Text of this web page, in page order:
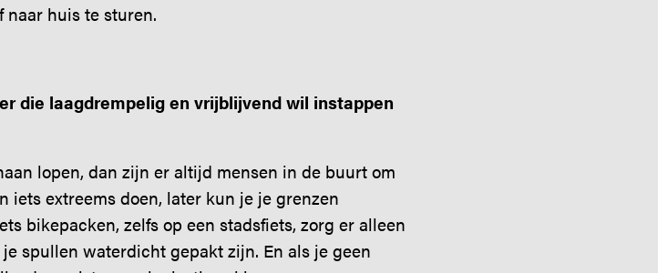
huis te sturen.
die laagdrempelig en vrijblijvend wil instappen
lopen, dan zijn er altijd mensen in de buurt om
iets extreems doen, later kun je je grenzen
bikepacken, zelfs op een stadsfiets, zorg er alleen
spullen waterdicht gepakt zijn. En als je geen